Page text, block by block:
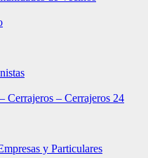
Cerrajeros – Cerrajeros 24
y Particulares